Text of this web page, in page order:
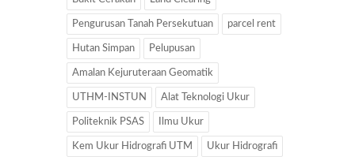
Pengurusan Tanah Persekutuan parcel rent
Hutan Simpan Pelupusan
Amalan Kejuruteraan Geomatik
UTHM-INSTUN Alat Teknologi Ukur
Politeknik PSAS Ilmu Ukur
Kem Ukur Hidrografi UTM Ukur Hidrografi